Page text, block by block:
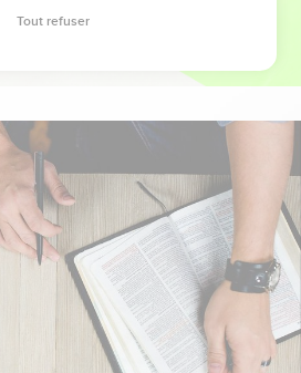
Tout refuser